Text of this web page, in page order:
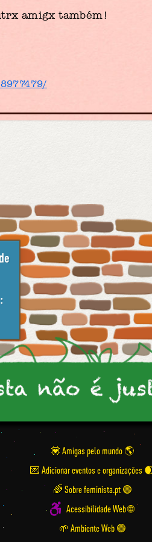
amigx também!
💟 Amigas pelo mundo
💌 Adicionar eventos e organizações
🌈 Sobre feminista.pt 🟣
Acessibilidade Web 🌐
🌱 Ambiente Web 🟢